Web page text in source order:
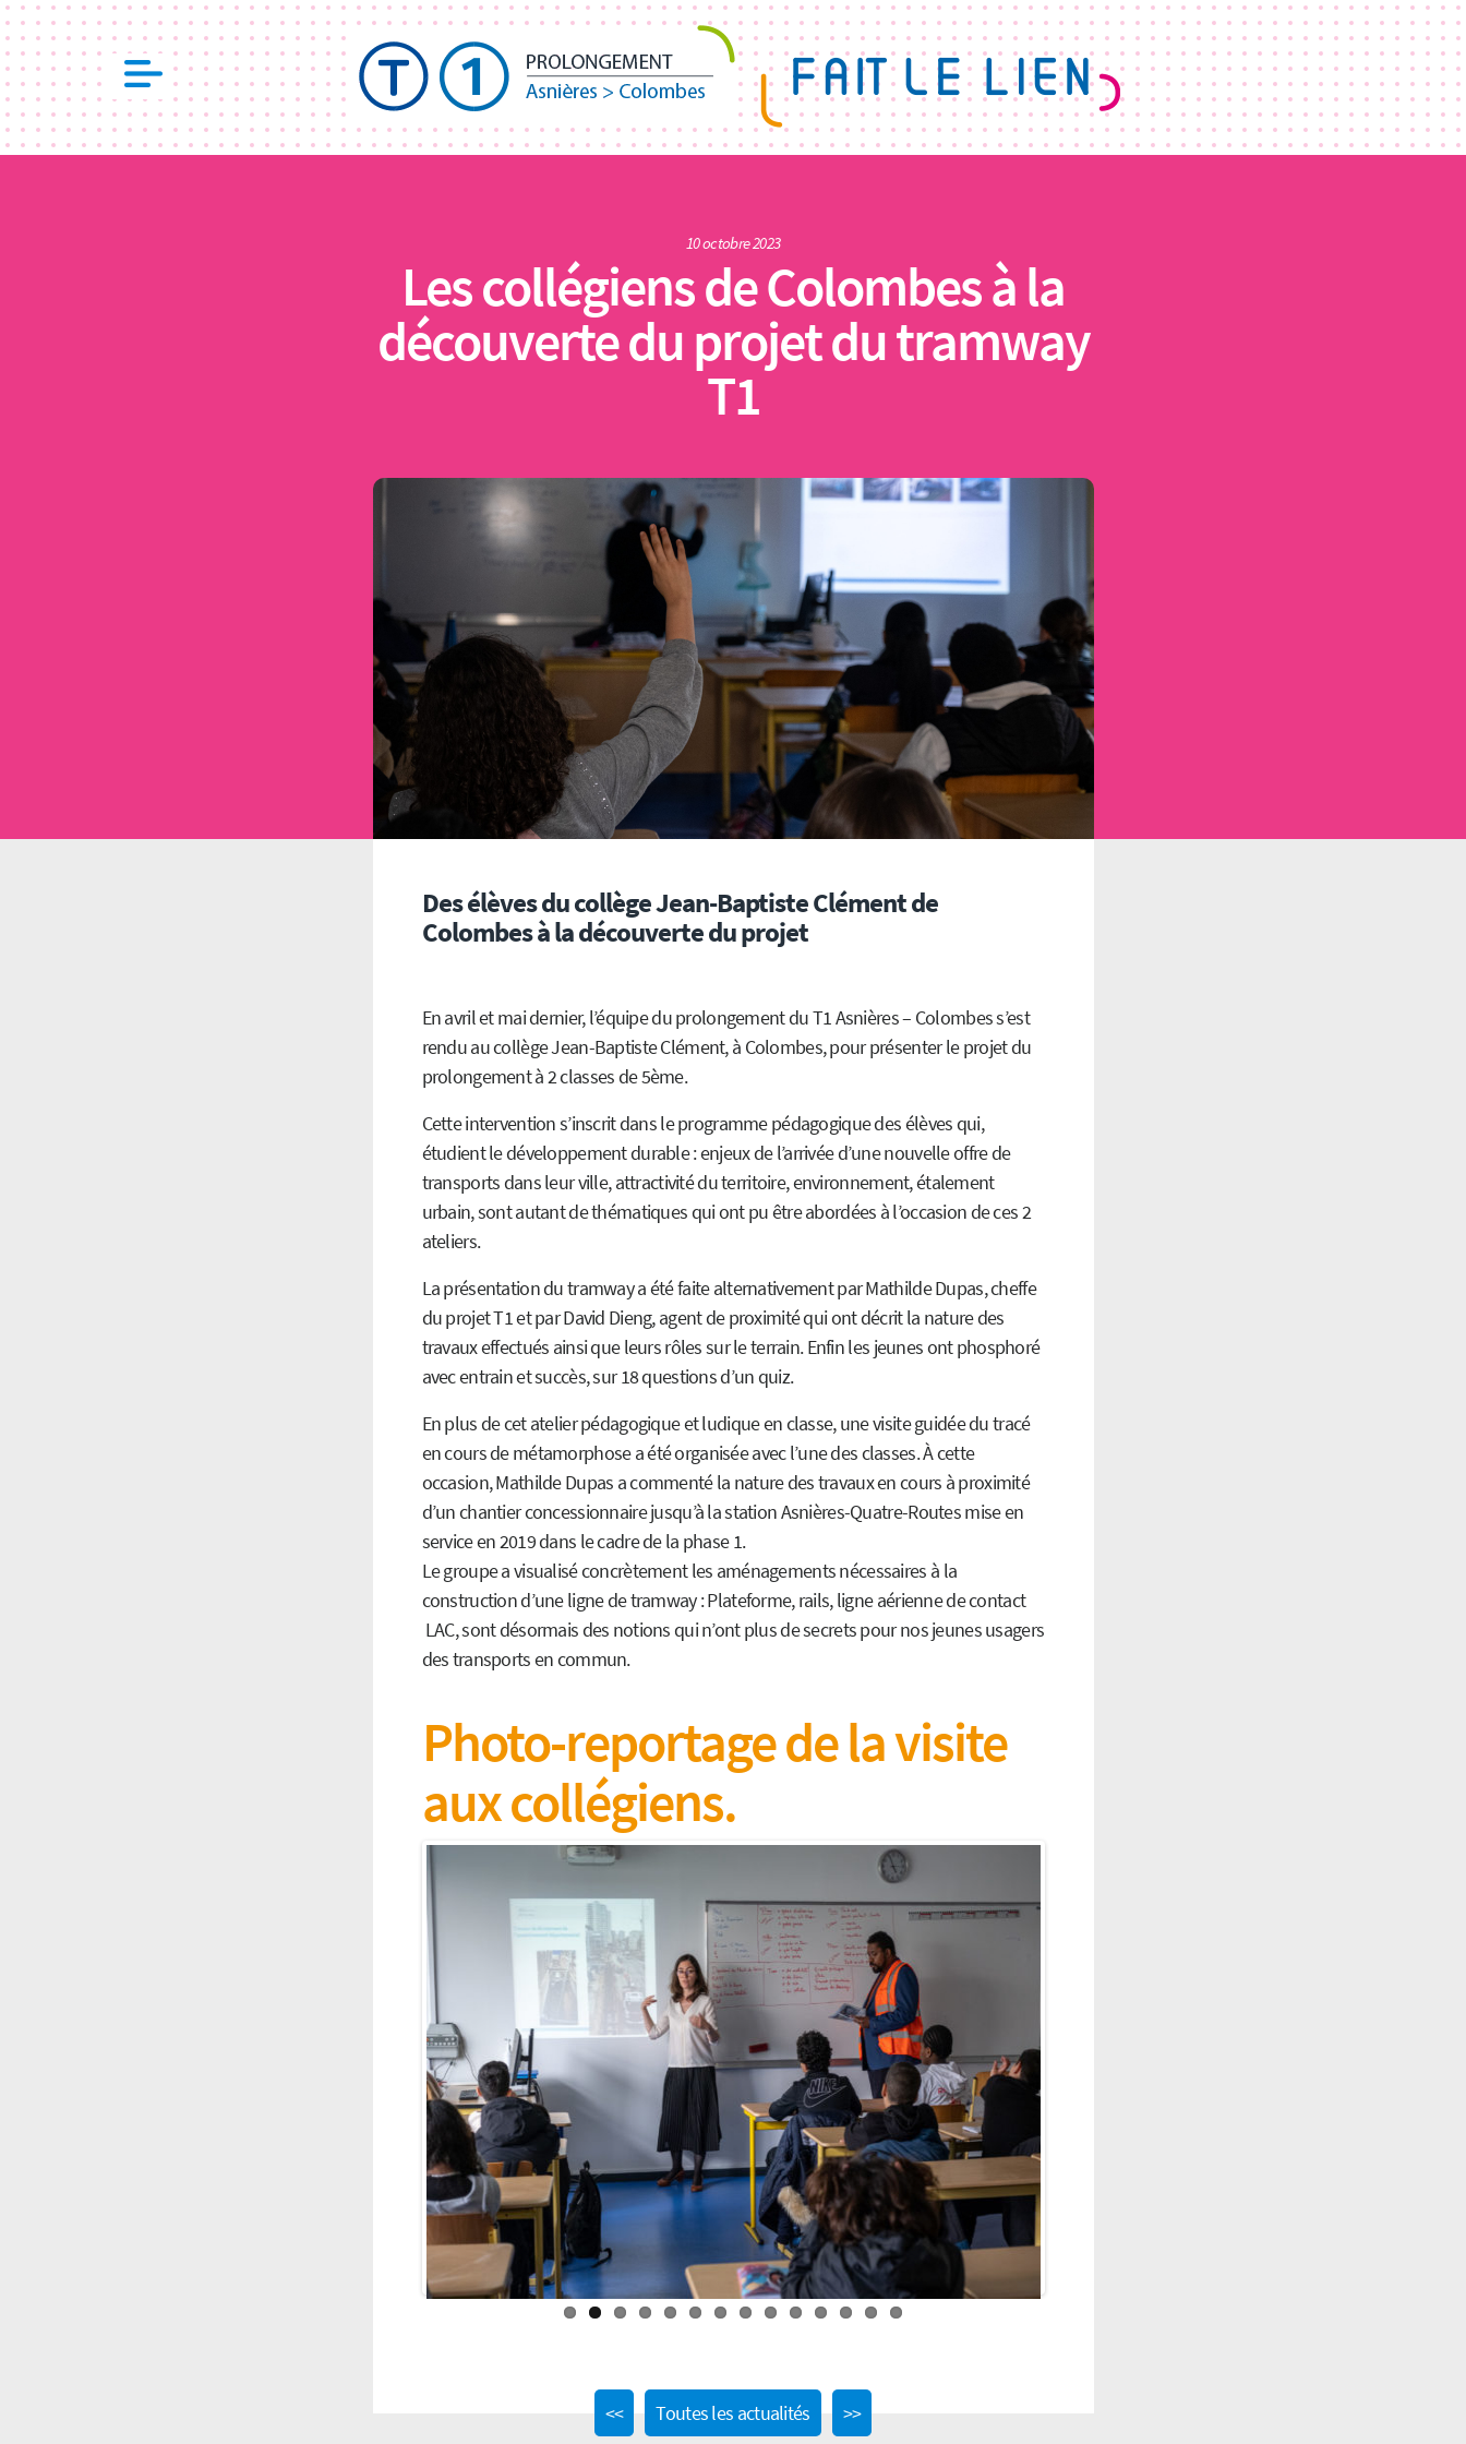
10 octobre 2023
Les collégiens de Colombes à la
découverte du projet du tramway
T1
Des élèves du collège Jean-Baptiste Clément de
Colombes à la découverte du projet
En avril et mai dernier, l’équipe du prolongement du T1 Asnières – Colombes s’est
rendu au collège Jean-Baptiste Clément, à Colombes, pour présenter le projet du
prolongement à 2 classes de 5ème.
Cette intervention s’inscrit dans le programme pédagogique des élèves qui,
étudient le développement durable : enjeux de l’arrivée d’une nouvelle offre de
transports dans leur ville, attractivité du territoire, environnement, étalement
urbain, sont autant de thématiques qui ont pu être abordées à l’occasion de ces 2
ateliers.
La présentation du tramway a été faite alternativement par Mathilde Dupas, cheffe
du projet T1 et par David Dieng, agent de proximité qui ont décrit la nature des
travaux effectués ainsi que leurs rôles sur le terrain. Enfin les jeunes ont phosphoré
avec entrain et succès, sur 18 questions d’un quiz.
En plus de cet atelier pédagogique et ludique en classe, une visite guidée du tracé
en cours de métamorphose a été organisée avec l’une des classes. À cette
occasion, Mathilde Dupas a commenté la nature des travaux en cours à proximité
d’un chantier concessionnaire jusqu’à la station Asnières-Quatre-Routes mise en
service en 2019 dans le cadre de la phase 1.
Le groupe a visualisé concrètement les aménagements nécessaires à la
construction d’une ligne de tramway : Plateforme, rails, ligne aérienne de contact
LAC, sont désormais des notions qui n’ont plus de secrets pour nos jeunes usagers
des transports en commun.
Photo-reportage de la visite
aux collégiens.
<<PreviousToutes les actualités >>Next